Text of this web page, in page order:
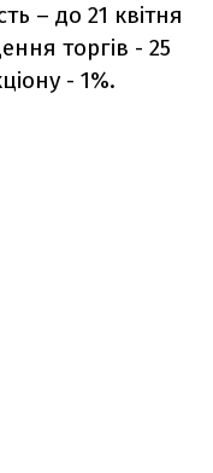
– до 21 квітня
торгів - 25
- 1%.